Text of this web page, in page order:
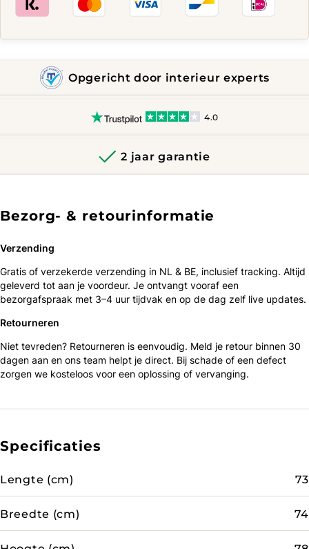
Opgericht door interieur experts
4.0
2 jaar garantie
Bezorg- & retourinformatie
Verzending
Gratis of verzekerde verzending in NL & BE, inclusief tracking. Altijd
geleverd tot aan je voordeur. Je ontvangt vooraf een
bezorgafspraak met 3–4 uur tijdvak en op de dag zelf live updates.
Retourneren
Niet tevreden? Retourneren is eenvoudig. Meld je retour binnen 30
dagen aan en ons team helpt je direct. Bij schade of een defect
zorgen we kosteloos voor een oplossing of vervanging.
Specificaties
Lengte (cm) 73
Breedte (cm) 74